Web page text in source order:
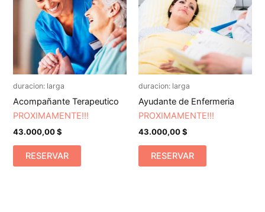
duracion: larga
Acompañante Terapeutico
PROXIMAMENTE!!!
43.000,00$
RESERVAR
duracion: larga
Ayudante de Enfermeria
PROXIMAMENTE!!!
43.000,00$
RESERVAR